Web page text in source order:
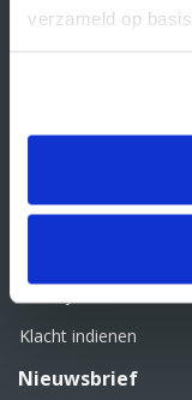
verzameld op
Retourbeleid
Klacht indienen
Nieuwsbrief